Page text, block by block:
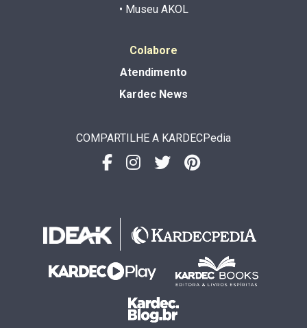
• Museu AKOL
Colabore
Atendimento
Kardec News
COMPARTILHE A KARDECPedia